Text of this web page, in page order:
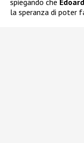
la speranza di poter